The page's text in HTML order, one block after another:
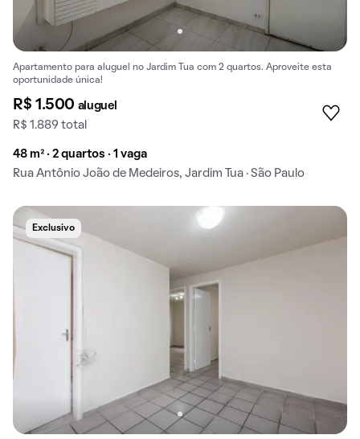
Apartamento para aluguel no Jardim Tua com 2 quartos. Aproveite esta
oportunidade única!
R$ 1.500 aluguel
R$ 1.889 total
48 m² · 2 quartos · 1 vaga
Rua Antônio João de Medeiros, Jardim Tua · São Paulo
Exclusivo